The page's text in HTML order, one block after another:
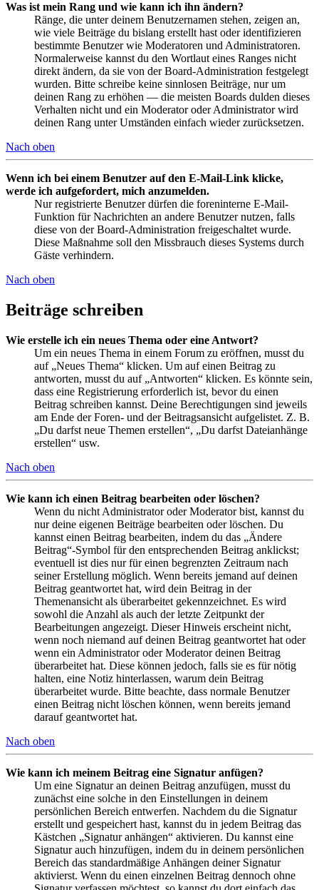
Was ist mein Rang und wie kann ich ihn ändern?
Ränge, die unter deinem Benutzernamen stehen, zeigen an,
wie viele Beiträge du bislang erstellt hast oder identifizieren
bestimmte Benutzer wie Moderatoren und Administratoren.
Normalerweise kannst du den Wortlaut eines Ranges nicht
direkt ändern, da sie von der Board-Administration festgelegt
wurden. Bitte schreibe keine sinnlosen Beiträge, nur um
deinen Rang zu erhöhen — die meisten Boards dulden dieses
Verhalten nicht und ein Moderator oder Administrator wird
deinen Rang unter Umständen einfach wieder zurücksetzen.
Nach oben
Wenn ich bei einem Benutzer auf den E-Mail-Link klicke,
werde ich aufgefordert, mich anzumelden.
Nur registrierte Benutzer dürfen die foreninterne E-Mail-
Funktion für Nachrichten an andere Benutzer nutzen, falls
diese von der Board-Administration freigeschaltet wurde.
Diese Maßnahme soll den Missbrauch dieses Systems durch
Gäste verhindern.
Nach oben
Beiträge schreiben
Wie erstelle ich ein neues Thema oder eine Antwort?
Um ein neues Thema in einem Forum zu eröffnen, musst du
auf „Neues Thema“ klicken. Um auf einen Beitrag zu
antworten, musst du auf „Antworten“ klicken. Es könnte sein,
dass eine Registrierung erforderlich ist, bevor du einen
Beitrag schreiben kannst. Deine Berechtigungen sind jeweils
am Ende der Foren- und der Beitragsansicht aufgelistet. Z. B.
„Du darfst neue Themen erstellen“, „Du darfst Dateianhänge
erstellen“ usw.
Nach oben
Wie kann ich einen Beitrag bearbeiten oder löschen?
Wenn du nicht Administrator oder Moderator bist, kannst du
nur deine eigenen Beiträge bearbeiten oder löschen. Du
kannst einen Beitrag bearbeiten, indem du das „Ändere
Beitrag“-Symbol für den entsprechenden Beitrag anklickst;
eventuell ist dies nur für einen begrenzten Zeitraum nach
seiner Erstellung möglich. Wenn bereits jemand auf deinen
Beitrag geantwortet hat, wird dein Beitrag in der
Themenansicht als überarbeitet gekennzeichnet. Es wird
sowohl die Anzahl als auch der letzte Zeitpunkt der
Bearbeitungen angezeigt. Dieser Hinweis erscheint nicht,
wenn noch niemand auf deinen Beitrag geantwortet hat oder
wenn ein Administrator oder Moderator deinen Beitrag
überarbeitet hat. Diese können jedoch, falls sie es für nötig
halten, eine Notiz hinterlassen, warum dein Beitrag
überarbeitet wurde. Bitte beachte, dass normale Benutzer
einen Beitrag nicht löschen können, wenn bereits jemand
darauf geantwortet hat.
Nach oben
Wie kann ich meinem Beitrag eine Signatur anfügen?
Um eine Signatur an deinen Beitrag anzufügen, musst du
zunächst eine solche in den Einstellungen in deinem
persönlichen Bereich entwerfen. Nachdem du die Signatur
erstellt und gespeichert hast, kannst du in jedem Beitrag das
Kästchen „Signatur anhängen“ aktivieren. Du kannst eine
Signatur auch hinzufügen, indem du in deinem persönlichen
Bereich das standardmäßige Anhängen deiner Signatur
aktivierst. Wenn du einen einzelnen Beitrag dennoch ohne